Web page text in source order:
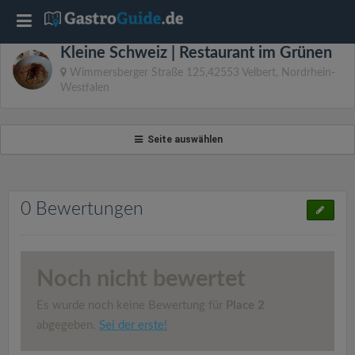
Kleine Schweiz | Restaurant im Grünen
Wimmersberger Straße 125,42553 Velbert, Nordrhein-
Westfalen
Seite auswählen
0 Bewertungen
Noch nicht bewertet
Es wurde noch keine Bewertung für Place 2
abgegeben. Sei der erste!
T
o